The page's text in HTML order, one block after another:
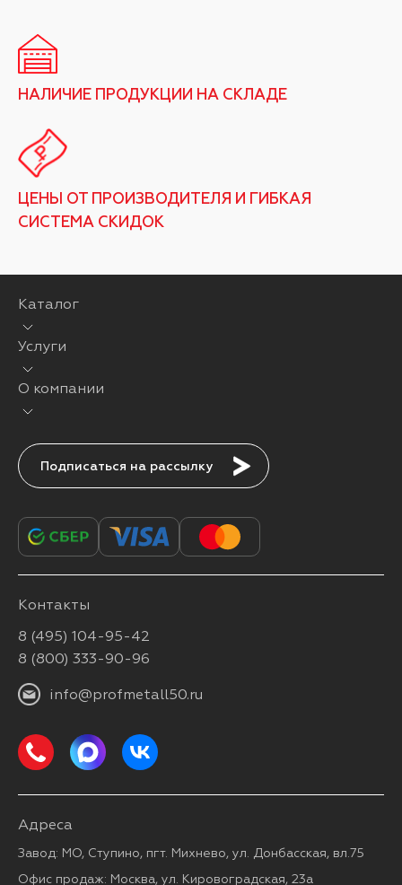
НАЛИЧИЕ ПРОДУКЦИИ НА СКЛАДЕ
ЦЕНЫ ОТ ПРОИЗВОДИТЕЛЯ И ГИБКАЯ
СИСТЕМА СКИДОК
Каталог
Услуги
О компании
Подписаться
Контакты
8 (495) 104-95-42
8 (800) 333-90-96
info@profmetall50.ru
Адреса
Завод: МО, Ступино, пгт. Михнево, ул. Донбасская, вл.75
Офис продаж: Москва, ул. Кировоградская, 23а